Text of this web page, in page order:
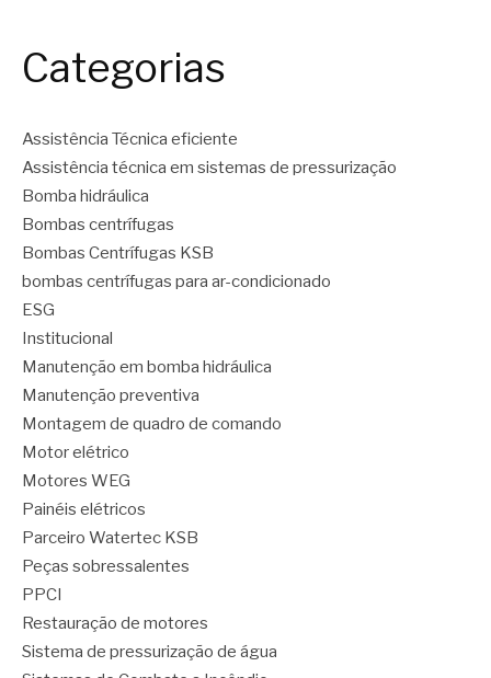
Categorias
Assistência Técnica eficiente
Assistência técnica em sistemas de pressurização
Bomba hidráulica
Bombas centrífugas
Bombas Centrífugas KSB
bombas centrífugas para ar-condicionado
ESG
Institucional
Manutenção em bomba hidráulica
Manutenção preventiva
Montagem de quadro de comando
Motor elétrico
Motores WEG
Painéis elétricos
Parceiro Watertec KSB
Peças sobressalentes
PPCI
Restauração de motores
Sistema de pressurização de água